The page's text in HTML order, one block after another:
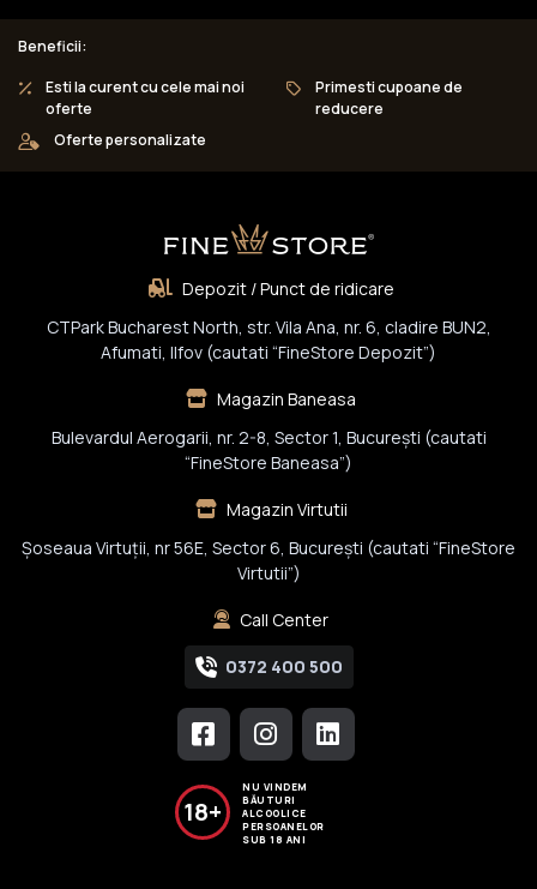
Beneficii:
Esti la curent cu cele mai noi
oferte
Primesti cupoane de
reducere
Oferte personalizate
Depozit / Punct de ridicare
CTPark Bucharest North, str. Vila Ana, nr. 6, cladire BUN2,
Afumati, Ilfov (cautati “FineStore Depozit”)
Magazin Baneasa
Bulevardul Aerogarii, nr. 2-8, Sector 1, Bucureşti (cautati
“FineStore Baneasa”)
Magazin Virtutii
Șoseaua Virtuții, nr 56E, Sector 6, București (cautati “FineStore
Virtutii”)
Call Center
0372 400 500
18+
NU VINDEM
BĂUTURI
ALCOOLICE
PERSOANELOR
SUB 18 ANI